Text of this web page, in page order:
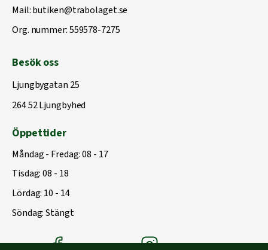
Mail:butiken@trabolaget.se
Org. nummer: 559578-7275
Besök oss
Ljungbygatan 25
264 52 Ljungbyhed
Öppettider
Måndag - Fredag: 08 - 17
Tisdag: 08 - 18
Lördag: 10 - 14
Söndag: Stängt